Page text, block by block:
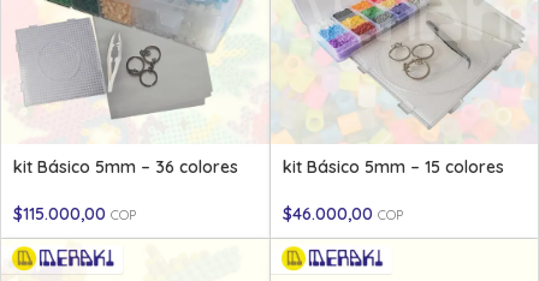
kit Básico 5mm – 36 colores
$115.000,00 COP
kit Básico 5mm – 15 colores
$46.000,00 COP